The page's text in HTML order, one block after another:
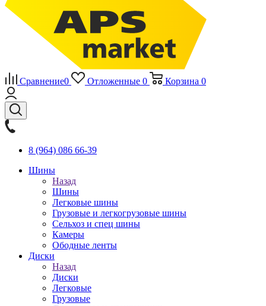
Сравнение0 Отложенные 0 Корзина 0
8 (964) 086 66-39
Шины
Назад
Шины
Легковые шины
Грузовые и легкогрузовые шины
Сельхоз и спец шины
Камеры
Ободные ленты
Диски
Назад
Диски
Легковые
Грузовые